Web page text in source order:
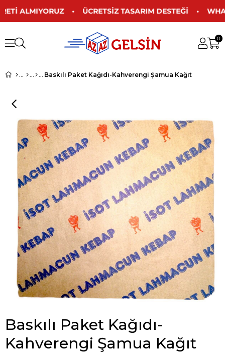
ALMIYORUZ • ÜCRETSİZ TASARIM DESTEĞİ •
0
Baskılı Paket Kağıdı-Kahverengi Şamua Kağıt
Baskılı Paket Kağıdı-
Kahverengi Şamua Kağıt